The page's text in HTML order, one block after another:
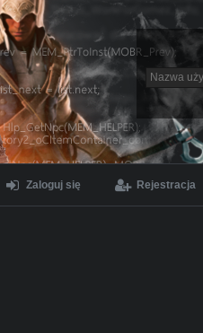
Zaloguj się Rejestracja